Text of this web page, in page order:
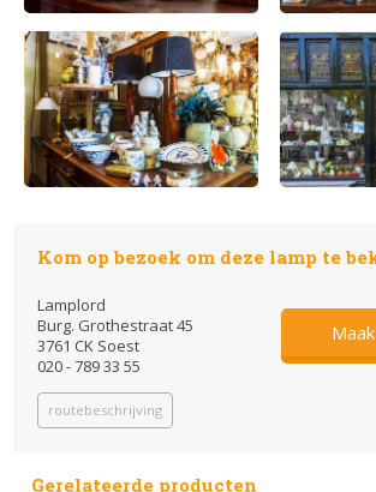
Kom op bezoek om deze lamp te
Lamplord
Burg. Grothestraat 45
3761 CK Soest
020 - 789 33 55
routebeschrijving
Gerelateerde producten